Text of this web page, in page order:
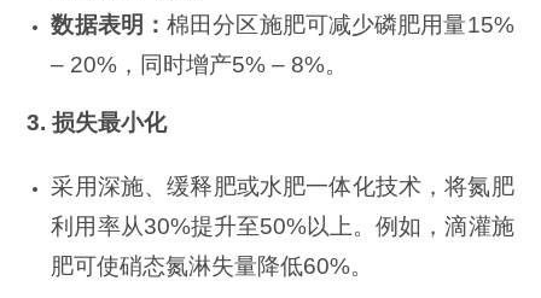
数据表明：棉田分区施肥可减少磷肥用量15%
– 20%，同时增产5% – 8%。
3. 损失最小化
采用深施、缓释肥或水肥一体化技术，将氮肥
利用率从30%提升至50%以上。例如，滴灌施
肥可使硝态氮淋失量降低60%。